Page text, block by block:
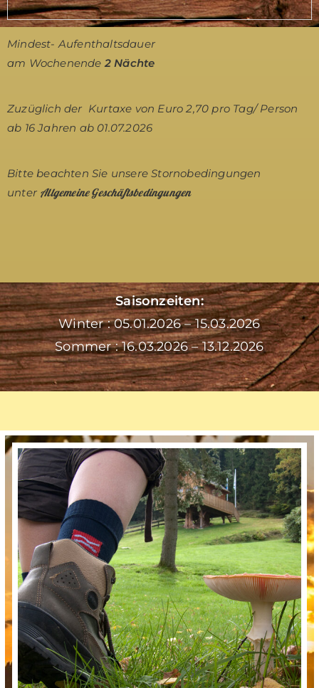
Mindest- Aufenthaltsdauer
am Wochenende 2 Nächte
Zuzüglich der Kurtaxe von Euro 2,70 pro Tag/ Person
ab 16 Jahren ab 01.07.2026
Bitte beachten Sie unsere Stornobedingungen
unter Allgemeine Geschäftsbedingungen
Saisonzeiten:
Winter : 05.01.2026 – 15.03.2026
Sommer : 16.03.2026 – 13.12.2026